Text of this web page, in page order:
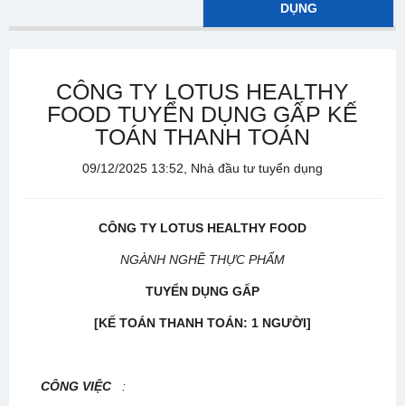
DỤNG
CÔNG TY LOTUS HEALTHY
FOOD TUYỂN DỤNG GẤP KẾ
TOÁN THANH TOÁN
09/12/2025 13:52, Nhà đầu tư tuyển dụng
CÔNG TY LOTUS HEALTHY FOOD
NGÀNH NGHỀ THỰC PHẨM
TUYỂN DỤNG GẤP
[KẾ TOÁN THANH TOÁN: 1 NGƯỜI]
CÔNG VIỆC
: